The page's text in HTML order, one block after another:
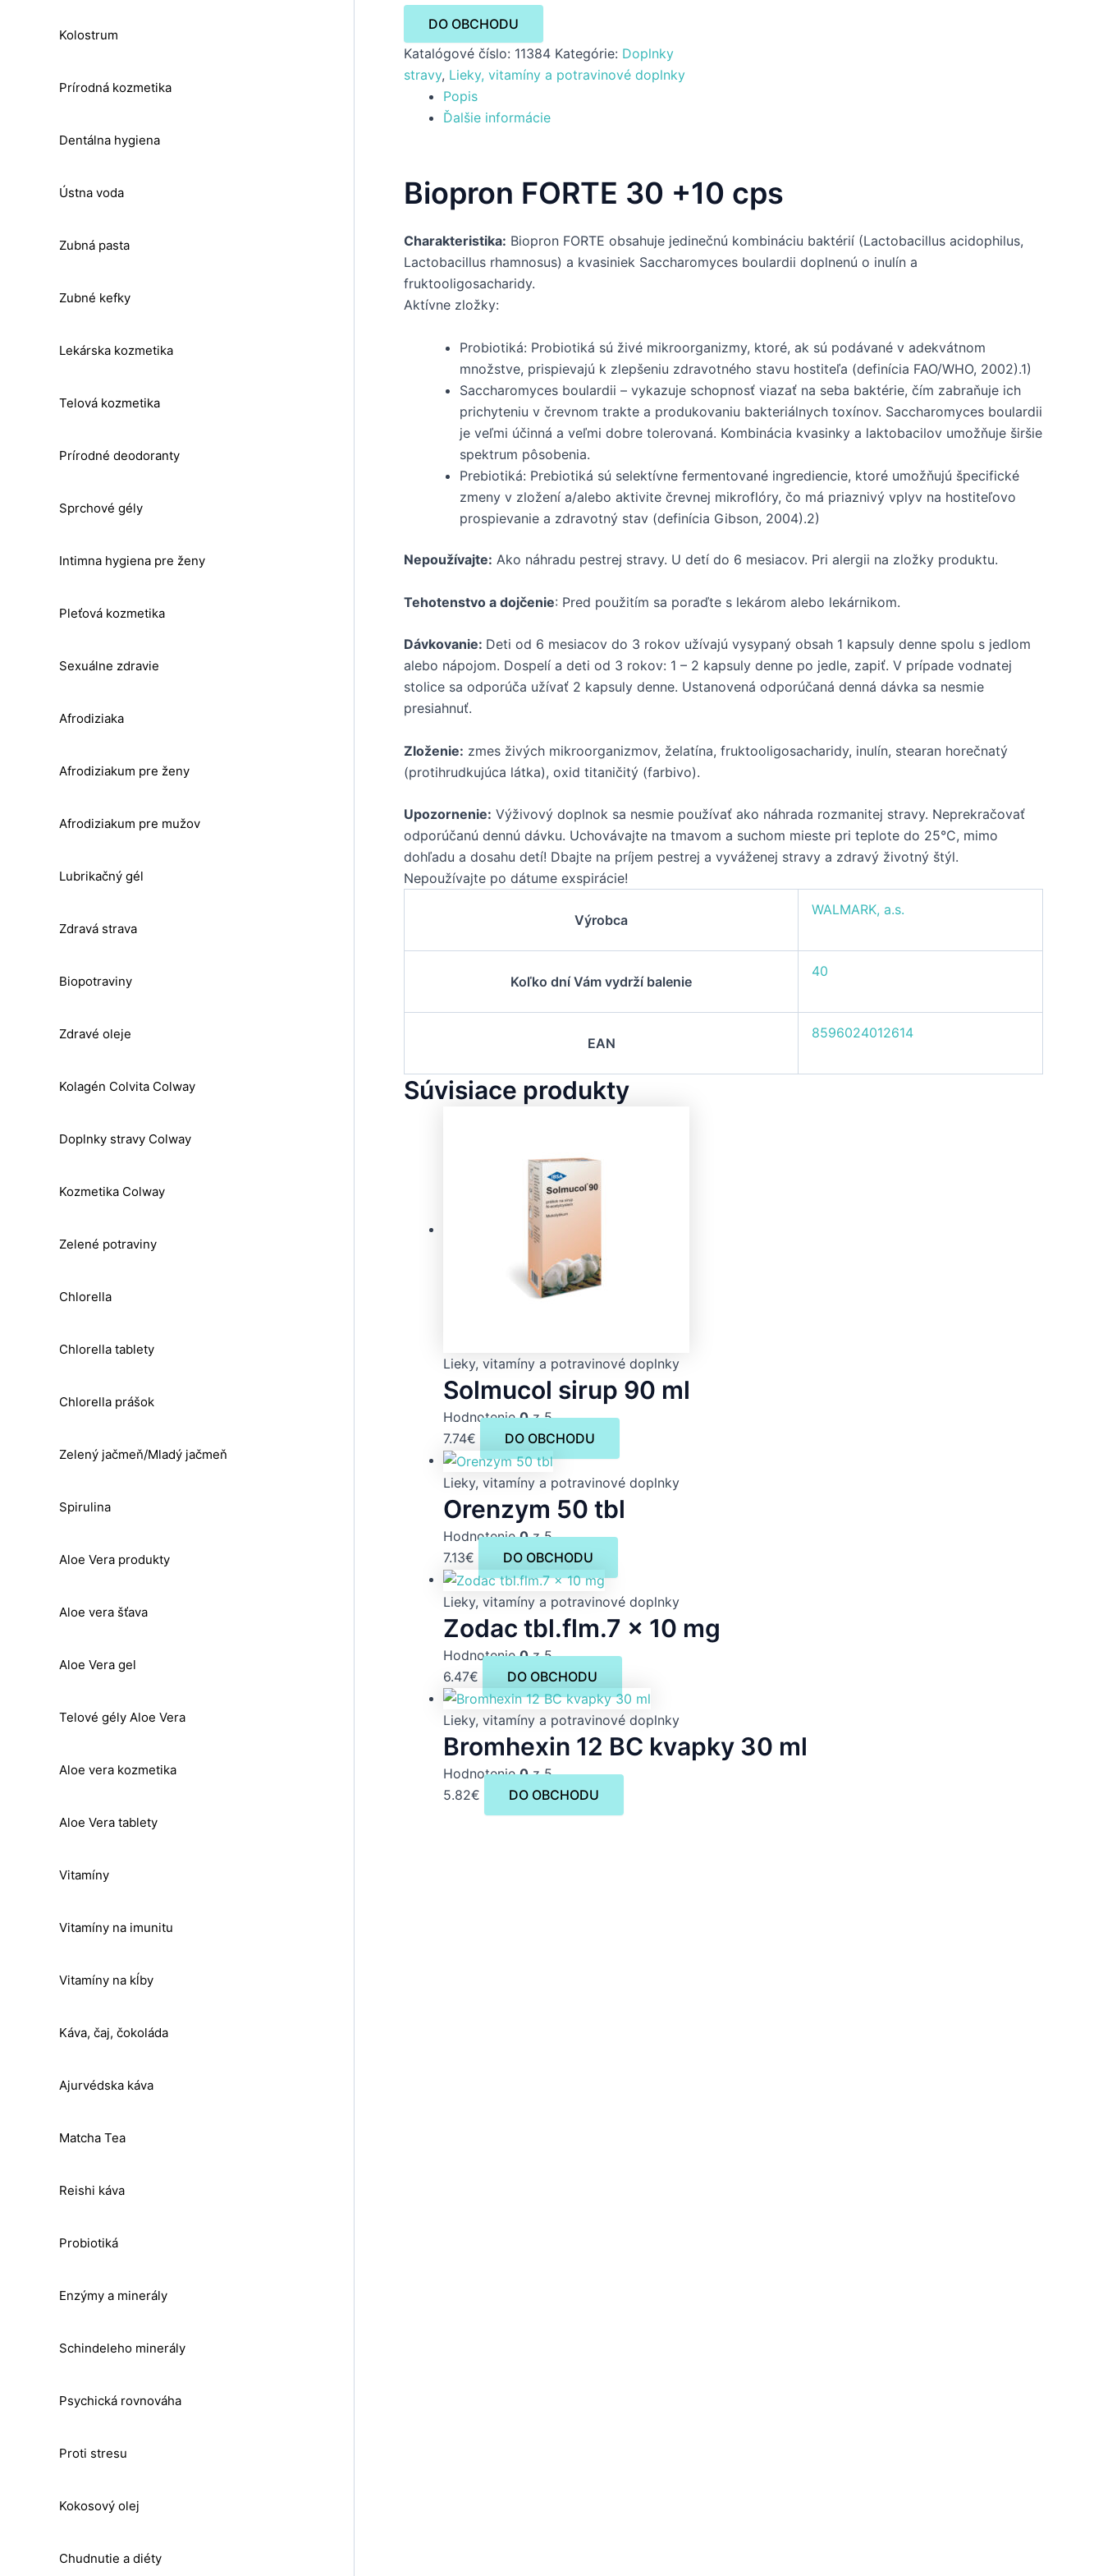
Kolostrum
Prírodná kozmetika
Dentálna hygiena
Ústna voda
Zubná pasta
Zubné kefky
Lekárska kozmetika
Telová kozmetika
Prírodné deodoranty
Sprchové gély
Intimna hygiena pre ženy
Pleťová kozmetika
Sexuálne zdravie
Afrodiziaka
Afrodiziakum pre ženy
Afrodiziakum pre mužov
Lubrikačný gél
Zdravá strava
Biopotraviny
Zdravé oleje
Kolagén Colvita Colway
Doplnky stravy Colway
Kozmetika Colway
Zelené potraviny
Chlorella
Chlorella tablety
Chlorella prášok
Zelený jačmeň/Mladý jačmeň
Spirulina
Aloe Vera produkty
Aloe vera šťava
Aloe Vera gel
Telové gély Aloe Vera
Aloe vera kozmetika
Aloe Vera tablety
Vitamíny
Vitamíny na imunitu
Vitamíny na kĺby
Káva, čaj, čokoláda
Ajurvédska káva
Matcha Tea
Reishi káva
Probiotiká
Enzýmy a minerály
Schindeleho minerály
Psychická rovnováha
Proti stresu
Kokosový olej
Chudnutie a diéty
DO OBCHODU
Katalógové číslo: 11384 Kategórie: Doplnky
stravy, Lieky, vitamíny a potravinové doplnky
Popis
Ďalšie informácie
Biopron FORTE 30 +10 cps
Charakteristika: Biopron FORTE obsahuje jedinečnú kombináciu baktérií (Lactobacillus acidophilus,
Lactobacillus rhamnosus) a kvasiniek Saccharomyces boulardii doplnenú o inulín a
fruktooligosacharidy.
Aktívne zložky:
Probiotiká: Probiotiká sú živé mikroorganizmy, ktoré, ak sú podávané v adekvátnom
množstve, prispievajú k zlepšeniu zdravotného stavu hostiteľa (definícia FAO/WHO, 2002).1)
Saccharomyces boulardii – vykazuje schopnosť viazať na seba baktérie, čím zabraňuje ich
prichyteniu v črevnom trakte a produkovaniu bakteriálnych toxínov. Saccharomyces boulardii
je veľmi účinná a veľmi dobre tolerovaná. Kombinácia kvasinky a laktobacilov umožňuje širšie
spektrum pôsobenia.
Prebiotiká: Prebiotiká sú selektívne fermentované ingrediencie, ktoré umožňujú špecifické
zmeny v zložení a/alebo aktivite črevnej mikroflóry, čo má priaznivý vplyv na hostiteľovo
prospievanie a zdravotný stav (definícia Gibson, 2004).2)
Nepoužívajte: Ako náhradu pestrej stravy. U detí do 6 mesiacov. Pri alergii na zložky produktu.
Tehotenstvo a dojčenie: Pred použitím sa poraďte s lekárom alebo lekárnikom.
Dávkovanie: Deti od 6 mesiacov do 3 rokov užívajú vysypaný obsah 1 kapsuly denne spolu s jedlom
alebo nápojom. Dospelí a deti od 3 rokov: 1 – 2 kapsuly denne po jedle, zapiť. V prípade vodnatej
stolice sa odporúča užívať 2 kapsuly denne. Ustanovená odporúčaná denná dávka sa nesmie
presiahnuť.
Zloženie: zmes živých mikroorganizmov, želatína, fruktooligosacharidy, inulín, stearan horečnatý
(protihrudkujúca látka), oxid titaničitý (farbivo).
Upozornenie: Výživový doplnok sa nesmie používať ako náhrada rozmanitej stravy. Neprekračovať
odporúčanú dennú dávku. Uchovávajte na tmavom a suchom mieste pri teplote do 25°C, mimo
dohľadu a dosahu detí! Dbajte na príjem pestrej a vyváženej stravy a zdravý životný štýl.
Nepoužívajte po dátume exspirácie!
Výrobca
WALMARK, a.s.
Koľko dní Vám vydrží balenie
40
EAN
8596024012614
Súvisiace produkty
Lieky, vitamíny a potravinové doplnky
Solmucol sirup 90 ml
Hodnotenie0z 5
7.74€ DO OBCHODU
Lieky, vitamíny a potravinové doplnky
Orenzym 50 tbl
Hodnotenie0z 5
7.13€ DO OBCHODU
Lieky, vitamíny a potravinové doplnky
Zodac tbl.flm.7 x 10 mg
Hodnotenie0z 5
6.47€ DO OBCHODU
Lieky, vitamíny a potravinové doplnky
Bromhexin 12 BC kvapky 30 ml
Hodnotenie0z 5
5.82€ DO OBCHODU